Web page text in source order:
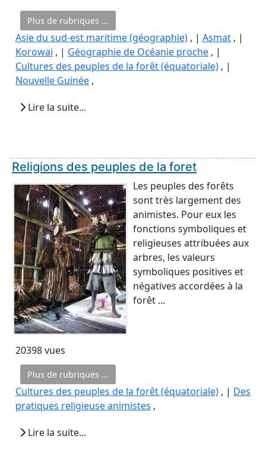
Plus de rubriques ...
Asie du sud-est maritime (géographie) , | Asmat , |
Korowai , | Géographie de Océanie proche , |
Cultures des peuples de la forêt (équatoriale) , |
Nouvelle Guinée ,
Lire la suite...
Religions des peuples de la foret
Les peuples des forêts
sont très largement des
animistes. Pour eux les
fonctions symboliques et
religieuses attribuées aux
arbres, les valeurs
symboliques positives et
négatives accordées à la
forêt ...
20398 vues
Plus de rubriques ...
Cultures des peuples de la forêt (équatoriale) , | Des
pratiques religieuse animistes ,
Lire la suite...